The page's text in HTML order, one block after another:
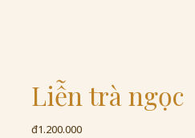
Liễn trà ngọc
đ1.200.000